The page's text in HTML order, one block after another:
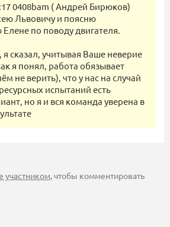
0408bam ( Андрей Бирюков)
Львовичу и поясню
по поводу двигателя.
сказал, учитывая Ваше неверие
я понял, работа обязывает
не верить), что у нас на случай
испытаний есть
но я и вся команда уверена в
участником, чтобы комментировать